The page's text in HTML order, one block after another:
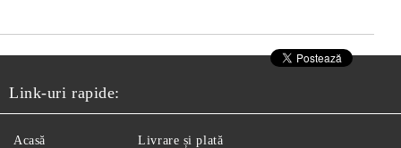
Link-uri rapide:
Acasă Livrare și plată